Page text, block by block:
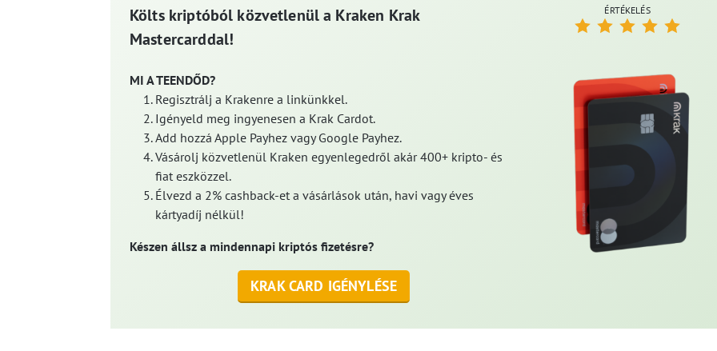
Költs kriptóból közvetlenül a Kraken Krak
Mastercarddal!
MI A TEENDŐD?
Regisztrálj a Krakenre a linkünkkel.
Igényeld meg ingyenesen a Krak Cardot.
Add hozzá Apple Payhez vagy Google Payhez.
Vásárolj közvetlenül Kraken egyenlegedről akár 400+ kripto- és
fiat eszközzel.
Élvezd a 2% cashback-et a vásárlások után, havi vagy éves
kártyadíj nélkül!
Készen állsz a mindennapi kriptós fizetésre?
KRAK CARD IGÉNYLÉSE
ÉRTÉKELÉS